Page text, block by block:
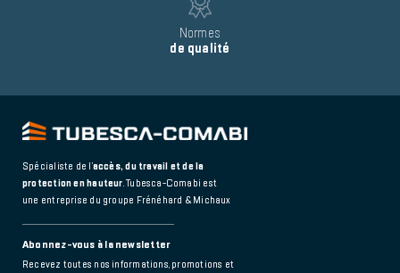
Normes
de qualité
Spécialiste de l’accès, du travail et de la
protection en hauteur. Tubesca-Comabi est
une entreprise du groupe Frénéhard & Michaux
Abonnez-vous à la newsletter
Recevez toutes nos informations, promotions et